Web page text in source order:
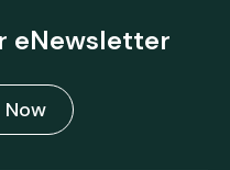
eNewsletter